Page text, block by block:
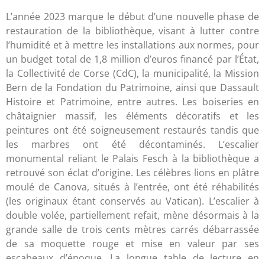
L’année 2023 marque le début d’une nouvelle phase de
restauration de la bibliothèque, visant à lutter contre
l’humidité et à mettre les installations aux normes, pour
un budget total de 1,8 million d’euros financé par l’État,
la Collectivité de Corse (CdC), la municipalité, la Mission
Bern de la Fondation du Patrimoine, ainsi que Dassault
Histoire et Patrimoine, entre autres. Les boiseries en
châtaignier massif, les éléments décoratifs et les
peintures ont été soigneusement restaurés tandis que
les marbres ont été décontaminés. L’escalier
monumental reliant le Palais Fesch à la bibliothèque a
retrouvé son éclat d’origine. Les célèbres lions en plâtre
moulé de Canova, situés à l’entrée, ont été réhabilités
(les originaux étant conservés au Vatican). L’escalier à
double volée, partiellement refait, mène désormais à la
grande salle de trois cents mètres carrés débarrassée
de sa moquette rouge et mise en valeur par ses